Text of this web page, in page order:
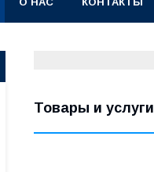
Товары и услуги